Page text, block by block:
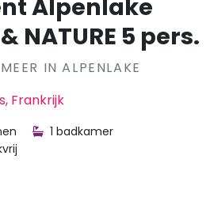
Alpenlake
NATURE 5 pers.
IN ALPENLAKE
Frankrijk
1 badkamer